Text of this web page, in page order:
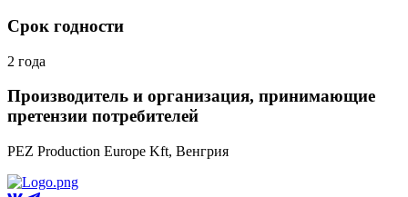
Срок годности
2 года
Производитель и организация, принимающие
претензии потребителей
PEZ Production Europe Kft, Венгрия